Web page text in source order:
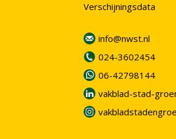
Verschijningsdata
info@nwst.nl
024-3602454
06-42798144
vakblad-stad-